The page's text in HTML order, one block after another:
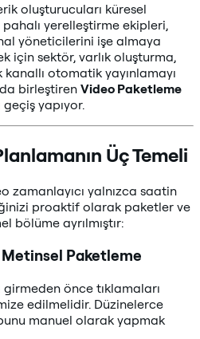
oluşturucuları küresel
pahalı yerelleştirme ekipleri,
yöneticilerini işe almaya
için sektör, varlık oluşturma,
otomatik yayınlamayı
birleştiren Video Paketleme
yapıyor.
Üç Temeli
zamanlayıcı yalnızca saatin
proaktif olarak paketler ve
bölüme ayrılmıştır:
Paketleme
önce tıklamaları
edilmelidir. Düzinelerce
manuel olarak yapmak